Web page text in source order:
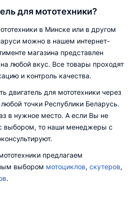
для мототехники?
в Минске или в другом
можно в нашем интернет-
магазина представлен
любой вкус. Все товары проходят
и контроль качества.
двигатель для мототехники через
точки Республики Беларусь.
в нужное место. А если Вы не
выбором, то наши менеджеры с
предлагаем
выбором мотоциклов, скутеров,
.